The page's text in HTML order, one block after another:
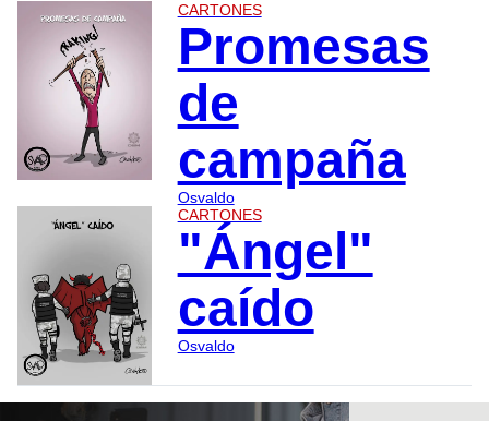
CARTONES
Promesas
de
campaña
Osvaldo
CARTONES
"Ángel"
caído
Osvaldo